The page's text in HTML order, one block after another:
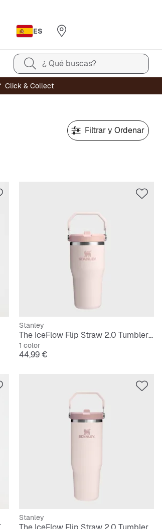
ES
¿ Qué buscas?
Click & Collect
Filtrar y Ordenar
Stanley
The IceFlow Flip Straw 2.0 Tumbler | 0,6L
1 color
Precio
44,99 €
Stanley